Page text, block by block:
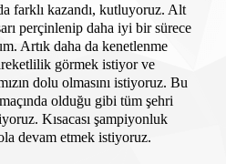
farklı kazandı, kutluyoruz. Alt
perçinlenip daha iyi bir sürece
Artık daha da kenetlenme
görmek istiyor ve
dolu olmasını istiyoruz. Bu
olduğu gibi tüm şehri
Kısacası şampiyonluk
devam etmek istiyoruz.